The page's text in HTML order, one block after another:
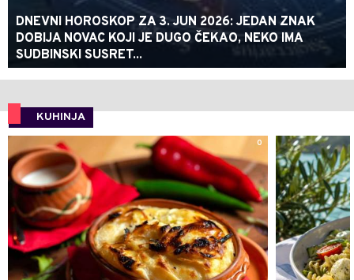
DNEVNI HOROSKOP ZA 3. JUN 2026: JEDAN ZNAK
DOBIJA NOVAC KOJI JE DUGO ČEKAO, NEKO IMA
SUDBINSKI SUSRET...
KUHINJA
0